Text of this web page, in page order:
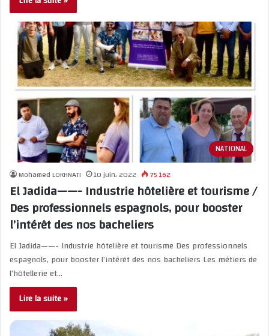
NATIONAL
Mohamed LOKHNATI 10 juin، 2022 75 162
El Jadida——- Industrie hôtelière et tourisme /
Des professionnels espagnols, pour booster
l’intérêt des nos bacheliers
El Jadida——- Industrie hôtelière et tourisme Des professionnels
espagnols, pour booster l’intérêt des nos bacheliers Les métiers de
l’hôtellerie et…
Lire la suite »